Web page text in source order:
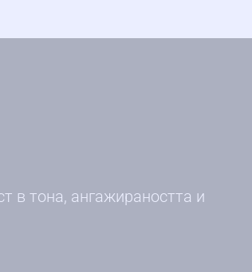
в тона, ангажираността и